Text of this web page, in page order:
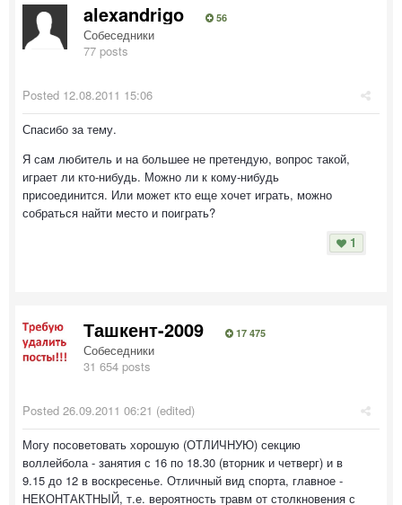
alexandrigo 56
Собеседники
77 posts
Posted 12.08.2011 15:06
Спасибо за тему.
Я сам любитель и на большее не претендую, вопрос такой,
играет ли кто-нибудь. Можно ли к кому-нибудь
присоединится. Или может кто еще хочет играть, можно
собраться найти место и поиграть?
1
Ташкент-2009 17 475
Собеседники
31 654 posts
Posted 26.09.2011 06:21 (edited)
Могу посоветовать хорошую (ОТЛИЧНУЮ) секцию
воллейбола - занятия с 16 по 18.30 (вторник и четверг) и в
9.15 до 12 в воскресенье. Отличный вид спорта, главное -
НЕКОНТАКТНЫЙ, т.е. вероятность травм от столкновения с